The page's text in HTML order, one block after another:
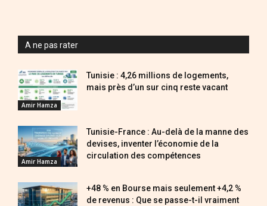
A ne pas rater
Amir Hamza
Tunisie : 4,26 millions de logements,
mais près d’un sur cinq reste vacant
Amir Hamza
Tunisie-France : Au-delà de la manne des
devises, inventer l’économie de la
circulation des compétences
+48 % en Bourse mais seulement +4,2 %
de revenus : Que se passe-t-il vraiment